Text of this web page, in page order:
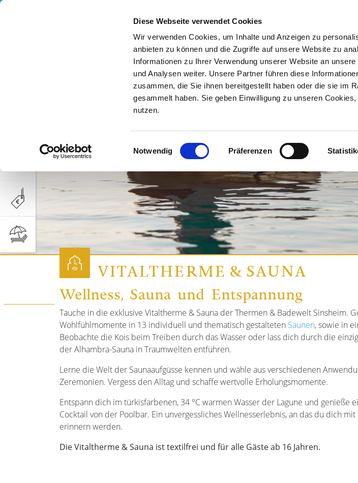
Diese Webseite verwendet Cookies
Wir verwenden Cookies, um Inhalte und Anzeigen zu
anbieten zu können und die Zugriffe auf unsere Website zu
Informationen zu Ihrer Verwendung unserer Website an
und Analysen weiter. Unsere Partner führen diese
zusammen, die Sie ihnen bereitgestellt haben oder die sie im
gesammelt haben. Sie geben Einwilligung zu unseren
nutzen.
Einwilligungsauswahl
Notwendig Präferenzen
VITALTHERME & SAUNA
Wellness, Sauna und Entspannung
Tauche in die exklusive Vitaltherme & Sauna der Thermen & Badewelt Sinsheim.
Wohlfühlmomente in 13 individuell und thematisch gestalteten Saunen, sowie in
Beobachte die Kois beim Treiben durch das Wasser oder lass dich durch die
der Alhambra-Sauna in Traumwelten entführen.
Lerne die Welt der Saunaaufgüsse kennen und wähle aus verschiedenen
Zeremonien. Vergess den Alltag und schaffe wertvolle Erholungsmomente.
Entspann dich im türkisfarbenen, 34 °C warmen Wasser der Lagune und genieße
Cocktail von der Poolbar. Ein unvergessliches Wellnesserlebnis, an das du dich
erinnern werden.
Die Vitaltherme & Sauna ist textilfrei und für alle Gäste ab 16 Jahren.